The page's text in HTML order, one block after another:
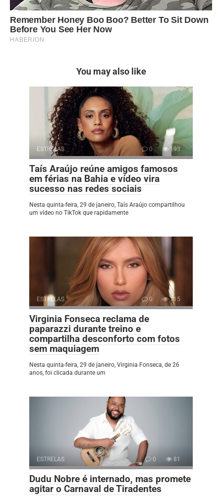
You may also like
ESTRELAS 0 193
Taís Araújo reúne amigos famosos
em férias na Bahia e vídeo vira
sucesso nas redes sociais
Nesta quinta-feira, 29 de janeiro, Taís Araújo compartilhou
um vídeo no TikTok que rapidamente
ESTRELAS 0 115
Virginia Fonseca reclama de
paparazzi durante treino e
compartilha desconforto com fotos
sem maquiagem
Nesta quinta-feira, 29 de janeiro, Virginia Fonseca, de 26
anos, foi clicada durante um
ESTRELAS 0 81
Dudu Nobre é internado, mas promete
agitar o Carnaval de Tiradentes